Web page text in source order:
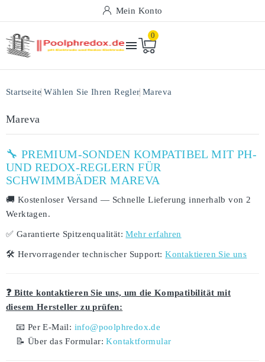
Mein Konto

0
Startseite Wählen Sie Ihren Regler Mareva
Mareva
🔧 PREMIUM-SONDEN KOMPATIBEL MIT PH-
UND REDOX-REGLERN FÜR
SCHWIMMBÄDER MAREVA
🚚 Kostenloser Versand — Schnelle Lieferung innerhalb von 2
Werktagen.
✅ Garantierte Spitzenqualität: Mehr erfahren
🛠️ Hervorragender technischer Support: Kontaktieren Sie uns
❓ Bitte kontaktieren Sie uns, um die Kompatibilität mit
diesem Hersteller zu prüfen:
📧 Per E-Mail: info@poolphredox.de
📝 Über das Formular:Kontaktformular